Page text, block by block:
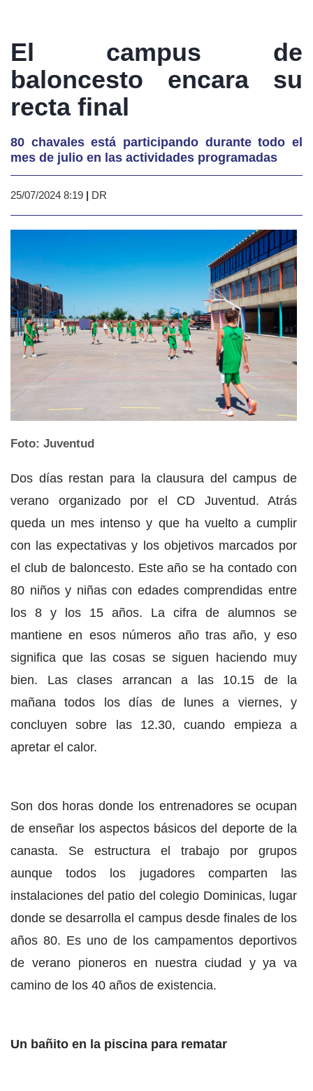
El campus de
baloncesto encara su
recta final
80 chavales está participando durante todo el
mes de julio en las actividades programadas
25/07/2024 8:19 | DR
Foto: Juventud
Dos días restan para la clausura del campus de
verano organizado por el CD Juventud. Atrás
queda un mes intenso y que ha vuelto a cumplir
con las expectativas y los objetivos marcados por
el club de baloncesto. Este año se ha contado con
80 niños y niñas con edades comprendidas entre
los 8 y los 15 años. La cifra de alumnos se
mantiene en esos números año tras año, y eso
significa que las cosas se siguen haciendo muy
bien. Las clases arrancan a las 10.15 de la
mañana todos los días de lunes a viernes, y
concluyen sobre las 12.30, cuando empieza a
apretar el calor.
Son dos horas donde los entrenadores se ocupan
de enseñar los aspectos básicos del deporte de la
canasta. Se estructura el trabajo por grupos
aunque todos los jugadores comparten las
instalaciones del patio del colegio Dominicas, lugar
donde se desarrolla el campus desde finales de los
años 80. Es uno de los campamentos deportivos
de verano pioneros en nuestra ciudad y ya va
camino de los 40 años de existencia.
Un bañito en la piscina para rematar